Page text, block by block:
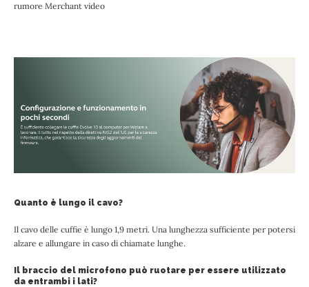
rumore Merchant video
Quanto è lungo il cavo?
Il cavo delle cuffie è lungo 1,9 metri. Una lunghezza sufficiente per potersi
alzare e allungare in caso di chiamate lunghe.
Il braccio del microfono può ruotare per essere utilizzato
da entrambi i lati?